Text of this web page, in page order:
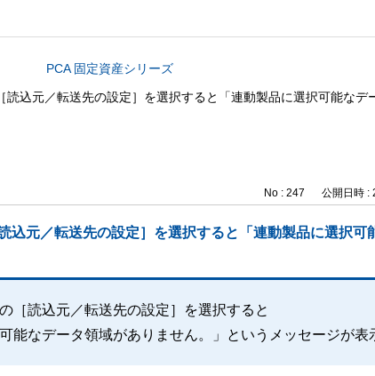
PCA 固定資産シリーズ
読込元／転送先の設定］を選択すると「連動製品に選択可能な
No : 247 公開日時 :
込元／転送先の設定］を選択すると「連動製品に選択
［読込元／転送先の設定］を選択すると
能なデータ領域がありません。」というメッセージが表